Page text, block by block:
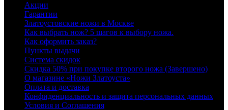
Акции
Гарантии
Златоустовские ножи в Москве
Как выбрать нож? 5 шагов к выбору ножа.
Как оформить заказ?
Пункты выдачи
Система скидок
Скидка 50% при покупке второго ножа (Завершено)
О магазине «Ножи Златоуста»
Оплата и доставка
Конфиденциальность и защита персональных данных
Условия и Соглашения